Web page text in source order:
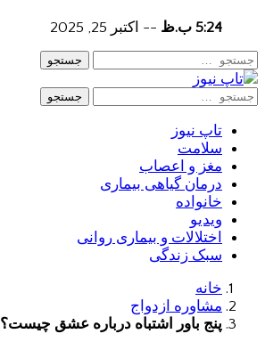
5:24 ب.ظ -- اکتبر 25, 2025
جستجو
جستجو
تاپ نیوز
سلامت
مغز و اعصاب
درمان گیاهی بیماری
خانواده
ویدیو
اختلالات و بیماری روانی
سبک زندگی
خانه
مشاوره ازدواج
پنج باور اشتباه درباره عشق چیست؟